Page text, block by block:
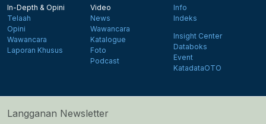
In-Depth & Opini
Telaah
Opini
Wawancara
Laporan Khusus
Video
News
Wawancara
Katalogue
Foto
Podcast
Info
Indeks
Insight Center
Databoks
Event
KatadataOTO
Langganan Newsletter